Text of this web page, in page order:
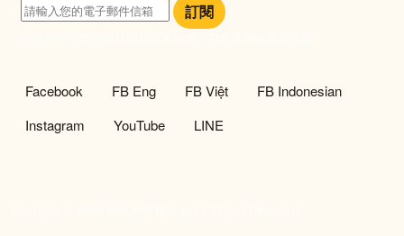
訂閱
社群選單
Facebook FB Eng FB Việt
FB Indonesian
Instagram
YouTube LINE